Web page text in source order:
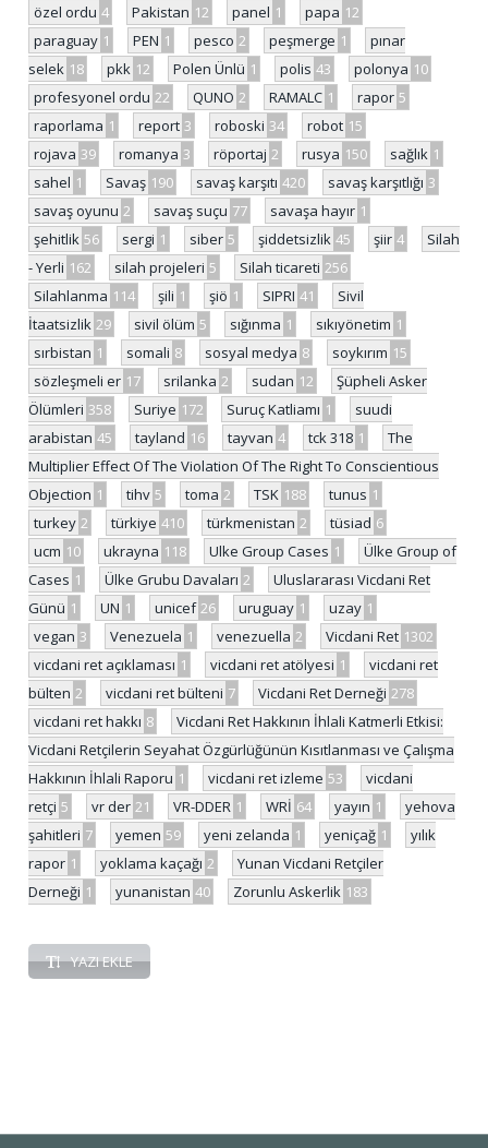
özel ordu 4 Pakistan 12 panel 1 papa 12
paraguay 1 PEN 1 pesco 2 peşmerge 1
pınar
selek 18 pkk 12 Polen Ünlü 1 polis 43 polonya 10
profesyonel ordu 22 QUNO 2 RAMALC 1 rapor 5
raporlama 1 report 3 roboski 34 robot 15
rojava 39 romanya 3 röportaj 2 rusya 150 sağlık 1
sahel 1 Savaş 190 savaş karşıtı 420 savaş karşıtlığı 3
savaş oyunu 2 savaş suçu 77 savaşa hayır 1
şehitlik 56 sergi 1 siber 5 şiddetsizlik 45 şiir 4
Silah
- Yerli 162 silah projeleri 5 Silah ticareti 256
Silahlanma 114 şili 1 şiö 1 SIPRI 41
Sivil
İtaatsizlik 29 sivil ölüm 5 sığınma 1 sıkıyönetim 1
sırbistan 1 somali 8 sosyal medya 8 soykırım 15
sözleşmeli er 17 srilanka 2 sudan 12
Şüpheli Asker
Ölümleri 358 Suriye 172 Suruç Katliamı 1
suudi
arabistan 45 tayland 16 tayvan 4 tck 318 1
The
Multiplier Effect Of The Violation Of The Right To Conscientious
Objection 1 tihv 5 toma 2 TSK 188 tunus 1
turkey 2 türkiye 410 türkmenistan 2 tüsiad 6
ucm 10 ukrayna 118 Ulke Group Cases 1
Ülke Group of
Cases 1 Ülke Grubu Davaları 2
Uluslararası Vicdani Ret
Günü 1 UN 1 unicef 26 uruguay 1 uzay 1
vegan 3 Venezuela 1 venezuella 2 Vicdani Ret 1302
vicdani ret açıklaması 1 vicdani ret atölyesi 1
vicdani ret
bülten 2 vicdani ret bülteni 7 Vicdani Ret Derneği 278
vicdani ret hakkı 8
Vicdani Ret Hakkının İhlali Katmerli Etkisi:
Vicdani Retçilerin Seyahat Özgürlüğünün Kısıtlanması ve Çalışma
Hakkının İhlali Raporu 1 vicdani ret izleme 53
vicdani
retçi 5 vr der 21 VR-DDER 1 WRİ 64 yayın 1
yehova
şahitleri 7 yemen 59 yeni zelanda 1 yeniçağ 1
yılık
rapor 1 yoklama kaçağı 2
Yunan Vicdani Retçiler
Derneği 1 yunanistan 40 Zorunlu Askerlik 183
YAZI EKLE